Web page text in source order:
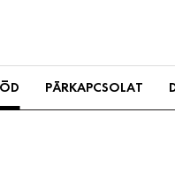
PÁRKAPCSOLAT